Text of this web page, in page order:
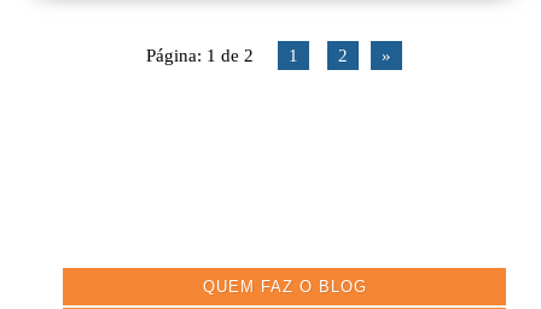
Página: 1 de 2 1 2 »
QUEM FAZ O BLOG